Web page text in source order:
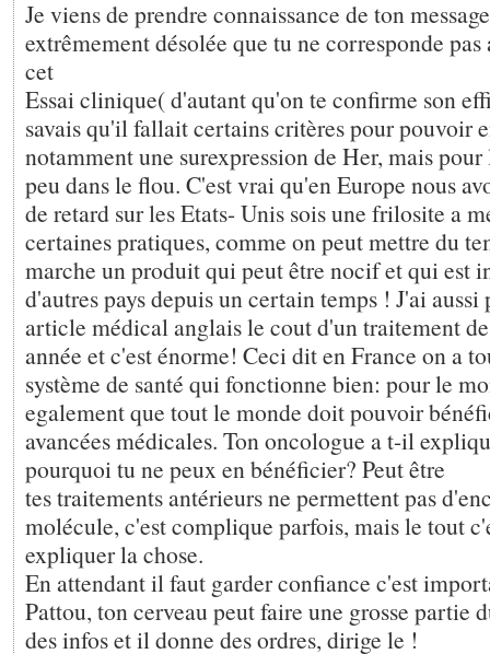
Je viens de prendre connaissance de ton
extrêmement désolée que tu ne corresponde
cet
Essai clinique( d'autant qu'on te confirme son
savais qu'il fallait certains critères pour pouvoir
notamment une surexpression de Her, mais
peu dans le flou. C'est vrai qu'en Europe nous
de retard sur les Etats- Unis sois une frilosite a
certaines pratiques, comme on peut mettre du
marche un produit qui peut être nocif et qui est
d'autres pays depuis un certain temps ! J'ai aussi
article médical anglais le cout d'un traitement
année et c'est énorme! Ceci dit en France on a
système de santé qui fonctionne bien: pour le
egalement que tout le monde doit pouvoir
avancées médicales. Ton oncologue a t-il
pourquoi tu ne peux en bénéficier? Peut être
tes traitements antérieurs ne permettent pas
molécule, c'est complique parfois, mais le tout
expliquer la chose.
En attendant il faut garder confiance c'est
Pattou, ton cerveau peut faire une grosse partie
des infos et il donne des ordres, dirige le !